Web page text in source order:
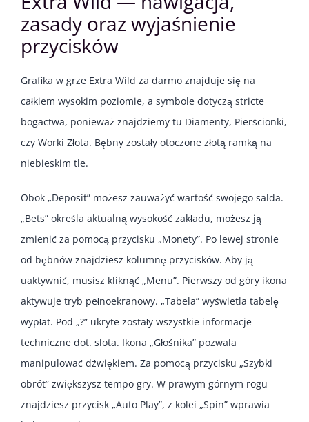
zasady oraz wyjaśnienie
przycisków
Grafika w grze Extra Wild za darmo znajduje się na
całkiem wysokim poziomie, a symbole dotyczą stricte
bogactwa, ponieważ znajdziemy tu Diamenty, Pierścionki,
czy Worki Złota. Bębny zostały otoczone złotą ramką na
niebieskim tle.
Obok „Deposit” możesz zauważyć wartość swojego salda.
„Bets” określa aktualną wysokość zakładu, możesz ją
zmienić za pomocą przycisku „Monety”. Po lewej stronie
od bębnów znajdziesz kolumnę przycisków. Aby ją
uaktywnić, musisz kliknąć „Menu”. Pierwszy od góry ikona
aktywuje tryb pełnoekranowy. „Tabela” wyświetla tabelę
wypłat. Pod „?” ukryte zostały wszystkie informacje
techniczne dot. slota. Ikona „Głośnika” pozwala
manipulować dźwiękiem. Za pomocą przycisku „Szybki
obrót” zwiększysz tempo gry. W prawym górnym rogu
znajdziesz przycisk „Auto Play”, z kolei „Spin” wprawia